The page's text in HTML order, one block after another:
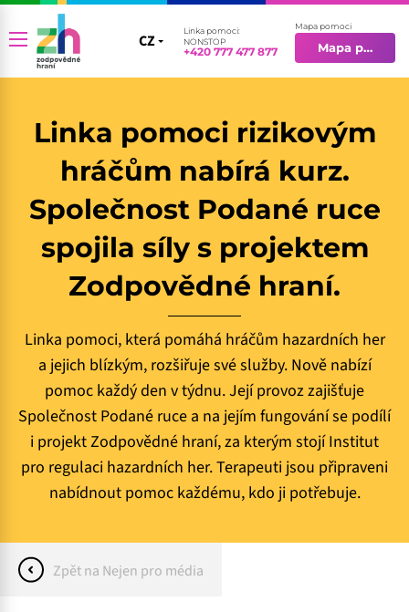
CZ
CZ
Linka pomoci:
NONSTOP
+420 777 477 877
Mapa pomoci
Mapa pomoci
Linka pomoci rizikovým
hráčům nabírá kurz.
Společnost Podané ruce
spojila síly s projektem
Zodpovědné hraní.
Linka pomoci, která pomáhá hráčům hazardních her
a jejich blízkým, rozšiřuje své služby. Nově nabízí
pomoc každý den v týdnu. Její provoz zajišťuje
Společnost Podané ruce a na jejím fungování se podílí
i projekt Zodpovědné hraní, za kterým stojí Institut
pro regulaci hazardních her. Terapeuti jsou připraveni
nabídnout pomoc každému, kdo ji potřebuje.
Zpět na Nejen pro média